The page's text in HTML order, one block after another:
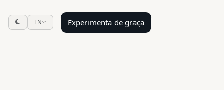
EN Experimenta de graça